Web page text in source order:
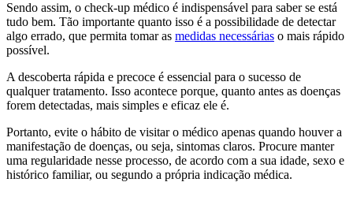
Sendo assim, o check-up médico é indispensável para saber se está
tudo bem. Tão importante quanto isso é a possibilidade de detectar
algo errado, que permita tomar as medidas necessárias o mais rápido
possível.
A descoberta rápida e precoce é essencial para o sucesso de
qualquer tratamento. Isso acontece porque, quanto antes as doenças
forem detectadas, mais simples e eficaz ele é.
Portanto, evite o hábito de visitar o médico apenas quando houver a
manifestação de doenças, ou seja, sintomas claros. Procure manter
uma regularidade nesse processo, de acordo com a sua idade, sexo e
histórico familiar, ou segundo a própria indicação médica.